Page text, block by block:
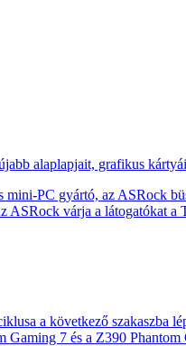
alaplapjait, grafikus
PC gyártó, az ASRock
várja a látogatókat
a következő
Gaming 7 és a Z390